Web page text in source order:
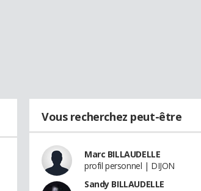
Vous recherchez peut-être
Marc BILLAUDELLE
profil personnel | DIJON
Sandy BILLAUDELLE